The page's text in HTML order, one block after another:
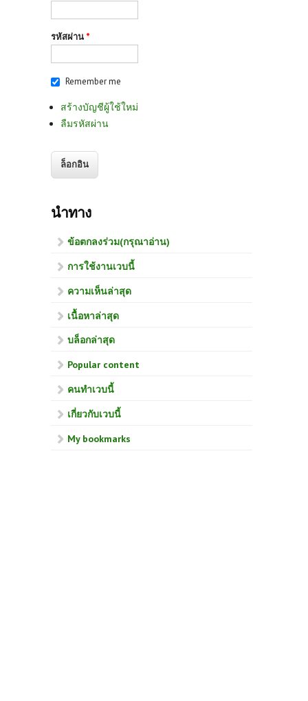
รหัสผ่าน *
Remember me
สร้างบัญชีผู้ใช้ใหม่
ลืมรหัสผ่าน
นำทาง
ข้อตกลงร่วม(กรุณาอ่าน)
การใช้งานเวบนี้
ความเห็นล่าสุด
เนื้อหาล่าสุด
บล็อกล่าสุด
Popular content
คนทำเวบนี้
เกี่ยวกับเวบนี้
My bookmarks